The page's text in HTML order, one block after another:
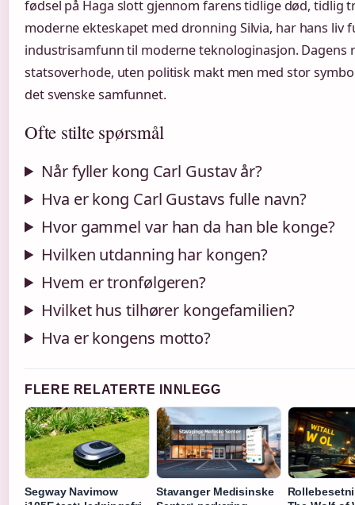
fødsel på Haga slott gjennom farens tidlige død, tidlig
moderne ekteskapet med dronning Silvia, har hans liv
industrisamfunn til moderne teknologinasjon. Dagens
statsoverhode, uten politisk makt men med stor
det svenske samfunnet.
Ofte stilte spørsmål
Når fyller kong Carl Gustav år?
Hva er kong Carl Gustavs fulle navn?
Hvor gammel var han da han ble konge?
Hvilken utdanning har kongen?
Hvem er tronfølgeren?
Hvilket hus tilhører kongefamilien?
Hva er kongens motto?
FLERE RELATERTE INNLEGG
Segway Navimow
Stavanger Medisinske